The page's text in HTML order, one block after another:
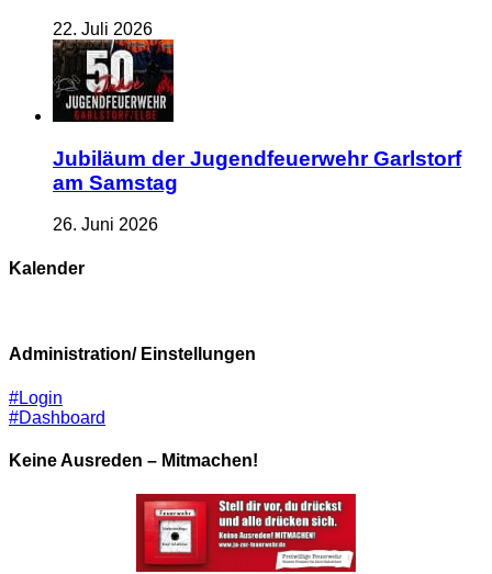
22. Juli 2026
Jubiläum der Jugendfeuerwehr Garlstorf
am Samstag
26. Juni 2026
Kalender
Administration/ Einstellungen
#Login
#Dashboard
Keine Ausreden – Mitmachen!